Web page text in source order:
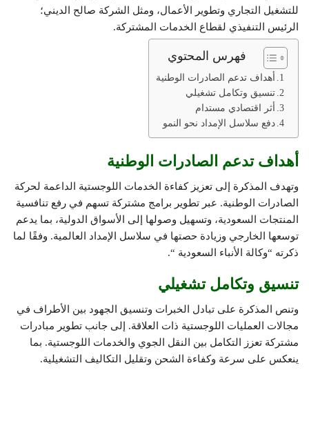
للتشغيل التجاري وتطوير الأعمال، ومثل الشركة صالح الديني؛
الرئيس التنفيذي لقطاع الخدمات المشتركة.
فهرس المحتوي
أهداف تدعم الصادرات الوطنية
تنسيق وتكامل تشغيلي
أثر اقتصادي مستدام
دفع سلاسل الإمداد نحو النمو
أهداف تدعم الصادرات الوطنية
وتهدف المذكرة إلى تعزيز كفاءة الخدمات اللوجستية الداعمة لحركة
الصادرات الوطنية. عبر تطوير برامج مشتركة تسهم في رفع تنافسية
المنتجات السعودية، وتسهيل وصولها إلى الأسواق الدولية، بما يدعم
توسعها الخارجي وزيادة حصتها في سلاسل الإمداد العالمية. وفقًا لما
ذكرته “وكالة الأنباء السعودية “.
تنسيق وتكامل تشغيلي
وتنص المذكرة على تبادل الخبرات وتنسيق الجهود بين الأطراف في
مجالات العمليات اللوجستية ذات العلاقة. إلى جانب تطوير مبادرات
مشتركة تعزز التكامل بين النقل الجوي والخدمات اللوجستية. بما
ينعكس على سرعة وكفاءة الشحن وتقليل التكاليف التشغيلية.